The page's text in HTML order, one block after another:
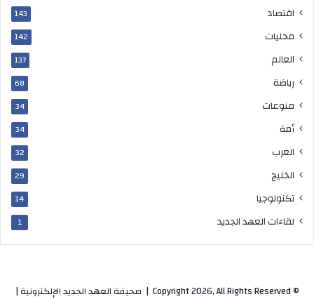
اقتصاد 143
محليات 142
العالم 137
رياضة 68
منوعات 34
أمة 34
العرب 32
الخليج 29
تكنولوجيا 14
لقاءات العهد الجديد 1
© Copyright 2026, All Rights Reserved | صحيفة العهد الجديد الإلكترونية |